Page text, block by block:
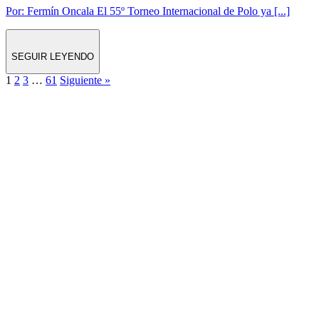
Por: Fermín Oncala El 55º Torneo Internacional de Polo ya [...]
SEGUIR LEYENDO
1 2 3 … 61 Siguiente »